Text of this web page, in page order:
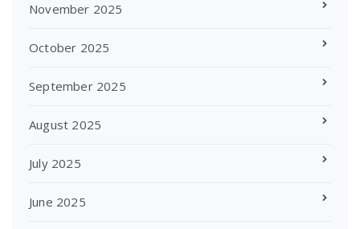
November 2025
October 2025
September 2025
August 2025
July 2025
June 2025